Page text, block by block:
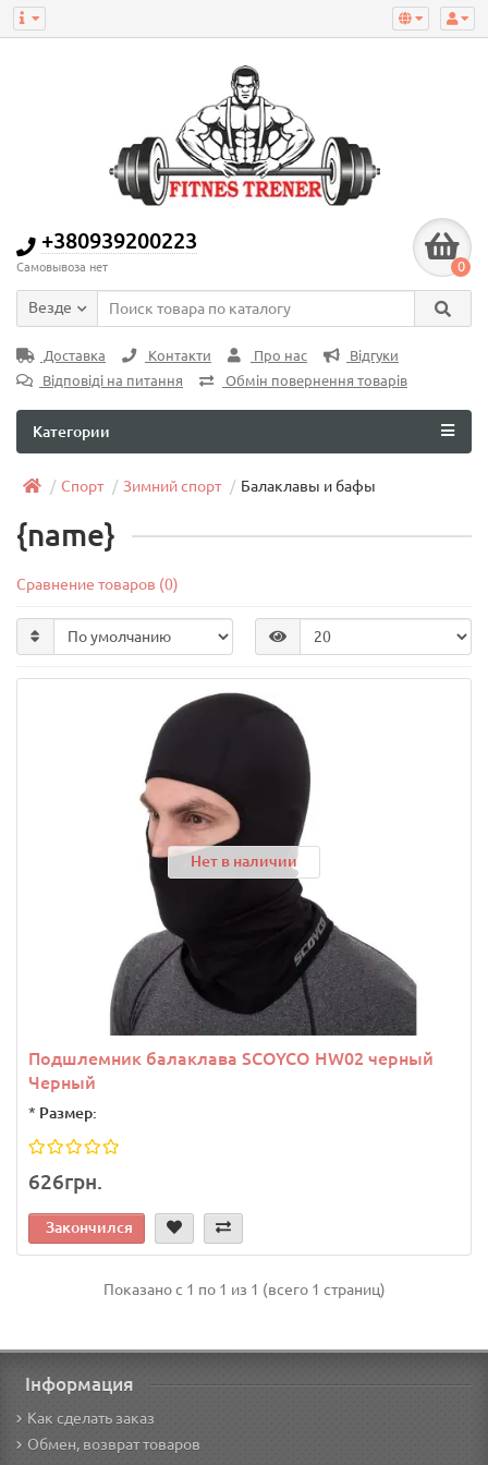
+380939200223
Самовывоза нет 0
Везде
Доставка Контакти Про нас
Відгуки
Відповіді на питання
Обмін повернення товарів
Категории
Спорт Зимний спорт Балаклавы и бафы
{name}
Сравнение товаров (0)
Нет в наличии
Подшлемник балаклава SCOYCO HW02 черный
Черный
* Размер:
626грн.
Закончился
Показано с 1 по 1 из 1 (всего 1 страниц)
Інформация
Как сделать заказ
Обмен, возврат товаров